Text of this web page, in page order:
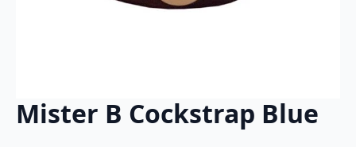
Mister B Cockstrap Blue